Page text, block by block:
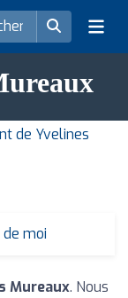
de Yvelines
de moi
Mureaux. Nous